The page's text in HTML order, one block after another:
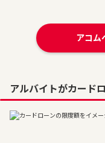
アコム
アルバイトがカード